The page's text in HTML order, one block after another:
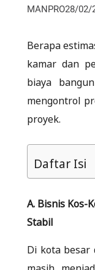
MANPRO28/02/
Berapa
kamar dan
biaya
mengontrol
proyek.
Daftar Isi
A. Bisnis Kos-
Stabil
Di kota besar